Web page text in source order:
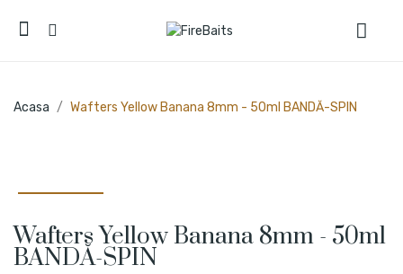
Acasa Wafters Yellow Banana 8mm - 50ml BANDĂ-SPIN
Wafters Yellow Banana 8mm - 50ml
BANDĂ-SPIN